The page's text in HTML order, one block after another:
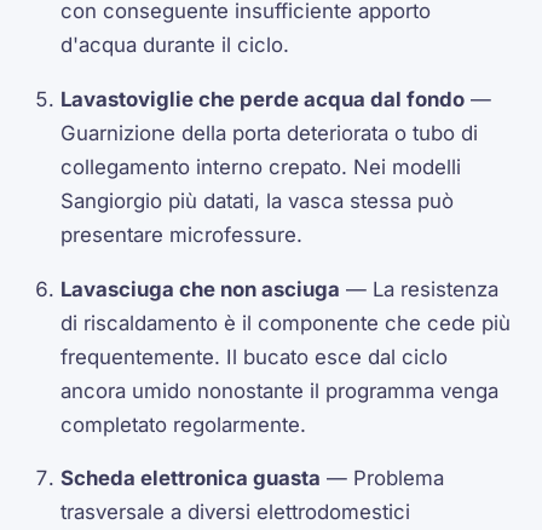
con conseguente insufficiente apporto
d'acqua durante il ciclo.
Lavastoviglie che perde acqua dal fondo —
Guarnizione della porta deteriorata o tubo di
collegamento interno crepato. Nei modelli
Sangiorgio più datati, la vasca stessa può
presentare microfessure.
Lavasciuga che non asciuga — La resistenza
di riscaldamento è il componente che cede più
frequentemente. Il bucato esce dal ciclo
ancora umido nonostante il programma venga
completato regolarmente.
Scheda elettronica guasta — Problema
trasversale a diversi elettrodomestici